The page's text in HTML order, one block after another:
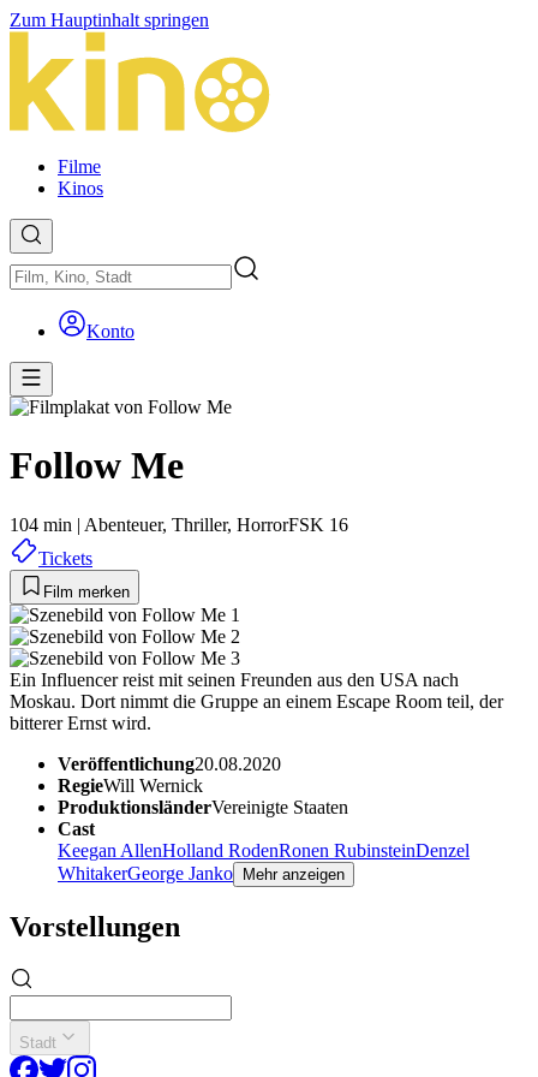
Zum Hauptinhalt springen
Filme
Kinos
Konto
Follow Me
104 min | Abenteuer, Thriller, HorrorFSK 16
Tickets
Film merken
Ein Influencer reist mit seinen Freunden aus den USA nach
Moskau. Dort nimmt die Gruppe an einem Escape Room teil, der
bitterer Ernst wird.
Veröffentlichung20.08.2020
RegieWill Wernick
ProduktionsländerVereinigte Staaten
Cast
Keegan AllenHolland RodenRonen RubinsteinDenzel
WhitakerGeorge Janko Mehr anzeigen
Vorstellungen
Stadt